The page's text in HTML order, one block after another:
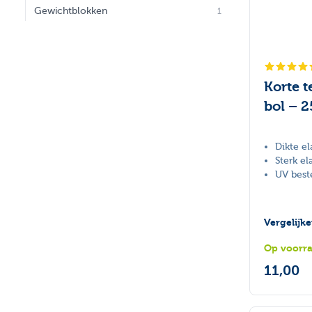
Gewichtblokken 1
Korte
bol –
Dikte
Sterk
UV
Op
11,00